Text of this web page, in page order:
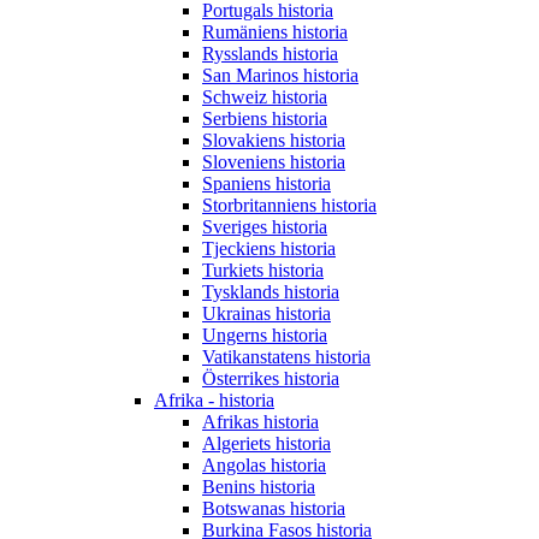
Portugals historia
Rumäniens historia
Rysslands historia
San Marinos historia
Schweiz historia
Serbiens historia
Slovakiens historia
Sloveniens historia
Spaniens historia
Storbritanniens historia
Sveriges historia
Tjeckiens historia
Turkiets historia
Tysklands historia
Ukrainas historia
Ungerns historia
Vatikanstatens historia
Österrikes historia
Afrika - historia
Afrikas historia
Algeriets historia
Angolas historia
Benins historia
Botswanas historia
Burkina Fasos historia